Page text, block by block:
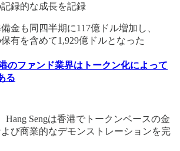
録的な成長を記録
金も同四半期に117億ドル増加し、
有を含めて1,929億ドルとなった
のファンド業界はトークン化によって
る
Hang Sengは香港でトークンベースの金
び商業的なデモンストレーションを完